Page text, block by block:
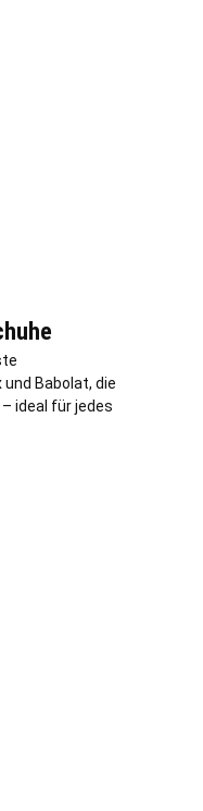
Babolat, die
ideal für jedes